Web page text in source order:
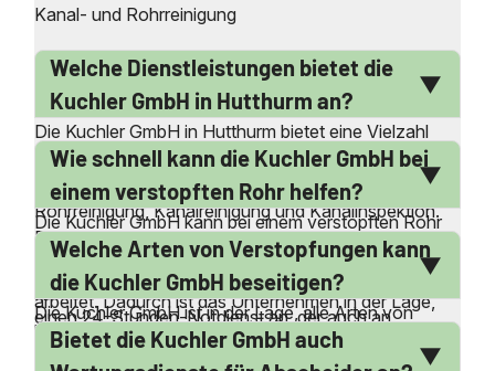
Kanal- und Rohrreinigung
Welche Dienstleistungen bietet die
Kuchler GmbH in Hutthurm an?
Die Kuchler GmbH in Hutthurm bietet eine Vielzahl
von Dienstleistungen rund um die Kanal- und
Rohrreinigung an. Dazu gehören die professionelle
Rohrreinigung, Kanalreinigung und Kanalinspektion.
Das Unternehmen ist auch auf die Reinigung von
Abwasserleitungen in Bad, Küche und Keller
spezialisiert. Darüber hinaus bietet die Kuchler GmbH
einen 24-Stunden-Notdienst an, der auch an
Wochenenden und Feiertagen verfügbar ist. Sie
Wie schnell kann die Kuchler GmbH bei
einem verstopften Rohr helfen?
Die Kuchler GmbH kann bei einem verstopften Rohr
sehr schnell helfen, da sie über eigene Service-
Stützpunkte verfügt und ohne Subunternehmer
arbeitet. Dadurch ist das Unternehmen in der Lage,
umgehend auf Anfragen zu reagieren und schnelle
Hilfe zu leisten. Der 24-Stunden-Notdienst steht rund
Welche Arten von Verstopfungen kann
die Kuchler GmbH beseitigen?
Die Kuchler GmbH ist in der Lage, alle Arten von
Verstopfungen zu beseitigen, sei es in Toiletten,
Waschbecken, Duschen oder Spülbecken. Das
Bietet die Kuchler GmbH auch